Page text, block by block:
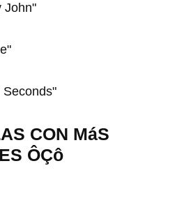
John"
Seconds"
CON MáS
ÔÇô